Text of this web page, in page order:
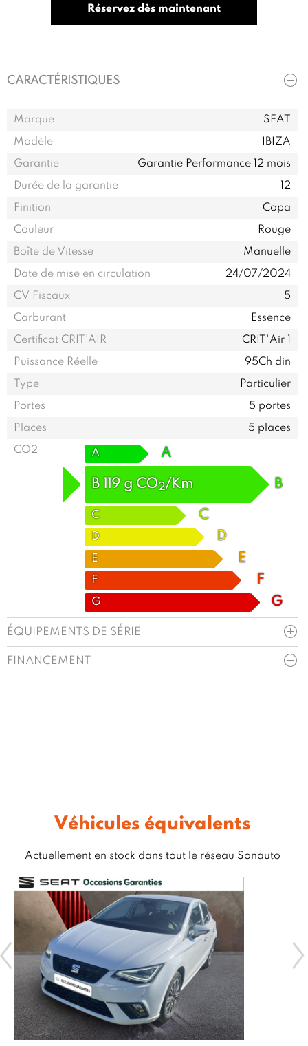
Réservez dès maintenant
CARACTÉRISTIQUES
Marque
SEAT
Modèle
IBIZA
Garantie
Garantie Performance 12 mois
Durée de la garantie
12
Finition
Copa
Couleur
Rouge
Boîte de Vitesse
Manuelle
Date de mise en circulation
24/07/2024
CV Fiscaux
5
Carburant
Essence
Certificat CRIT’AIR
CRIT'Air 1
Puissance Réelle
95Ch din
Type
Particulier
Portes
5 portes
Places
5 places
CO2
A A
B119 g CO2/Km B
C C
D D
E E
F F
G G
ÉQUIPEMENTS DE SÉRIE
FINANCEMENT
Véhicules équivalents
Actuellement en stock dans tout le réseau Sonauto